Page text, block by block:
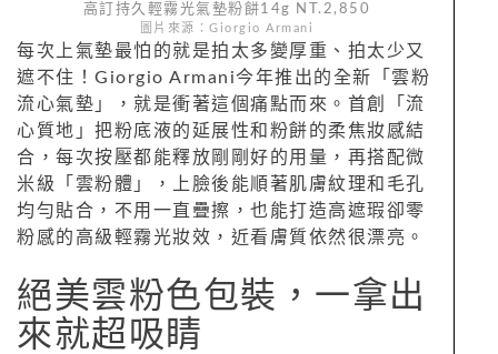
高訂持久輕霧光氣墊粉餅14g NT.2,850
圖片來源：Giorgio Armani
每次上氣墊最怕的就是拍太多變厚重、拍太少又
遮不住！Giorgio Armani今年推出的全新「雲粉
流心氣墊」，就是衝著這個痛點而來。首創「流
心質地」把粉底液的延展性和粉餅的柔焦妝感結
合，每次按壓都能釋放剛剛好的用量，再搭配微
米級「雲粉體」，上臉後能順著肌膚紋理和毛孔
均勻貼合，不用一直疊擦，也能打造高遮瑕卻零
粉感的高級輕霧光妝效，近看膚質依然很漂亮。
絕美雲粉色包裝，一拿出
來就超吸睛